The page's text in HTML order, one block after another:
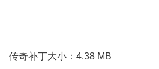
传奇补丁大小：4.38 MB